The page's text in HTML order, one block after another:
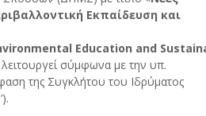
Εκπαίδευση και
Education and
σύμφωνα με την υπ.
της Συγκλήτου του Ιδρύματος